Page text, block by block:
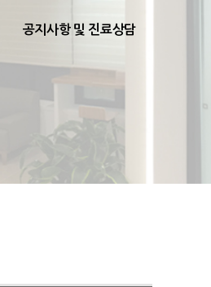
공지사항 및 진료상담